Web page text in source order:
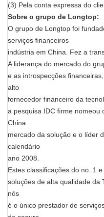
(3) Pela conta expressa do
Sobre o grupo de Longtop:
O grupo de Longtop foi
serviços financeiros
indústria em China. Fez a
A liderança do mercado do
e as introspecções
alto
fornecedor financeiro da
a pesquisa IDC firme
China
mercado da solução e o líder
calendário
ano 2008.
Estes classificações do no. 1
soluções de alta qualidade da
nós
é o único prestador de